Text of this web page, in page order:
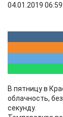
04.01.2019 06:59
В пятницу в
облачность,
секунду.